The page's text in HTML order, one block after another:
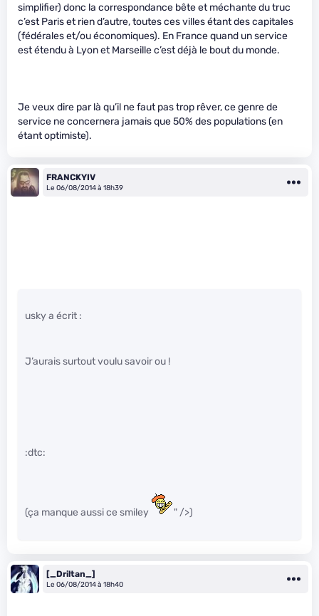
simplifier) donc la correspondance bête et méchante du truc
c’est Paris et rien d’autre, toutes ces villes étant des capitales
(fédérales et/ou économiques). En France quand un service
est étendu à Lyon et Marseille c’est déjà le bout du monde.
Je veux dire par là qu’il ne faut pas trop rêver, ce genre de
service ne concernera jamais que 50% des populations (en
étant optimiste).
FRANCKYIV
Le 06/08/2014 à 18h39
usky a écrit :
J’aurais surtout voulu savoir ou !
:dtc:
(ça manque aussi ce smiley " />)
[_Driltan_]
Le 06/08/2014 à 18h40